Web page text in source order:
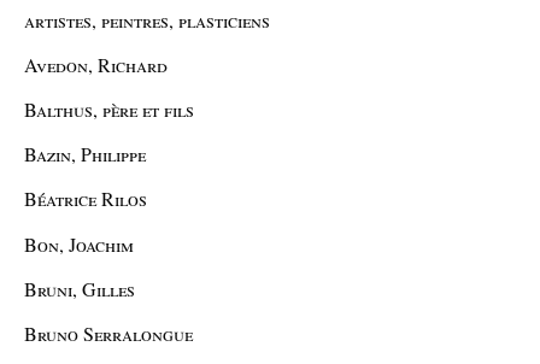
artistes, peintres, plasticiens
Avedon, Richard
Balthus, père et fils
Bazin, Philippe
Béatrice Rilos
Bon, Joachim
Bruni, Gilles
Bruno Serralongue